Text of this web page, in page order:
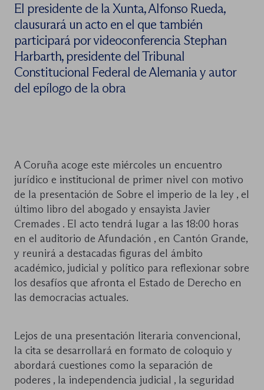
El presidente de la Xunta, Alfonso Rueda,
clausurará un acto en el que también
participará por videoconferencia Stephan
Harbarth, presidente del Tribunal
Constitucional Federal de Alemania y autor
del epílogo de la obra
A Coruña acoge este miércoles un encuentro
jurídico e institucional de primer nivel con motivo
de la presentación de Sobre el imperio de la ley , el
último libro del abogado y ensayista Javier
Cremades . El acto tendrá lugar a las 18:00 horas
en el auditorio de Afundación , en Cantón Grande,
y reunirá a destacadas figuras del ámbito
académico, judicial y político para reflexionar sobre
los desafíos que afronta el Estado de Derecho en
las democracias actuales.
Lejos de una presentación literaria convencional,
la cita se desarrollará en formato de coloquio y
abordará cuestiones como la separación de
poderes , la independencia judicial , la seguridad